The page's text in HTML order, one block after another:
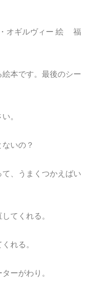
オギルヴィー 絵 福
本です。最後のシー
。
いの？
、うまくつかえばい
てくれる。
れる。
ーがわり。